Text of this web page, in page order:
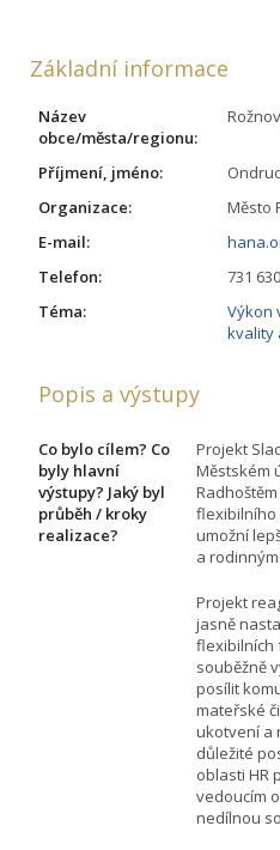
Základní informace
Název
obce/města/regionu:
Příjmení, jméno:
Organizace:
Město
E-mail:
Telefon:
731
Téma:
Výkon
kvality
Popis a výstupy
Co bylo cílem? Co
byly hlavní
výstupy? Jaký byl
průběh / kroky
realizace?
Projekt
Městském
flexibilního
umožní
a
Projekt
jasně
flexibilních
souběžně
posílit
mateřské
ukotvení a
důležité
oblasti HR
vedoucím
nedílnou